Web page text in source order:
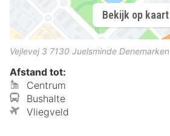
Bekijk op kaart
Vejlevej 3 7130 Juelsminde Denemarken
Afstand tot:
Centrum
Bushalte
Vliegveld